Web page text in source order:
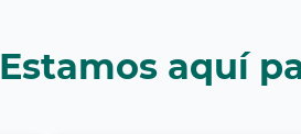
Estamos aquí